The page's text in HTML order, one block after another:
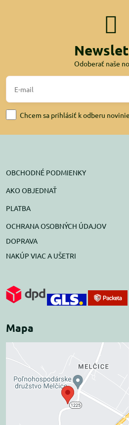
Odoberať naše
Chcem sa prihlásiť k odberu
OBCHODNÉ PODMIENKY
AKO OBJEDNAŤ
PLATBA
OCHRANA OSOBNÝCH ÚDAJOV
DOPRAVA
NAKÚP VIAC A UŠETRI
Mapa
Externý obsah je
blokovaný Voľbami
súkromia
Prajete si načítať externý obsah?